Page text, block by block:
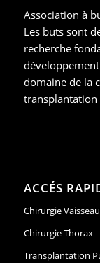
Association à
Les buts sont
recherche
domaine de la
ACCÉS
Chirurgie
Chirurgie Thorax
Transplantation